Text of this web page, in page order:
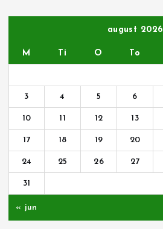
august 2026
M Ti O To
3 4 5 6
10 11 12 13
17 18 19 20
24 25 26 27
31
« jun